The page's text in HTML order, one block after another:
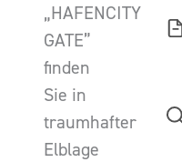
„HAFENCITY
GATE”
finden
Sie in
traumhafter
Elblage